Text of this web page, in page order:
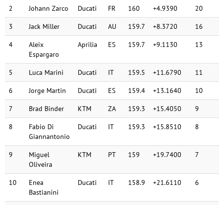
2 Johann Zarco Ducati FR 160 +4.9390 20
3 Jack Miller Ducati AU 159.7 +8.3720 16
4
Aleix
Espargaro
Aprilia ES 159.7 +9.1130 13
5 Luca Marini Ducati IT 159.5 +11.6790 11
6 Jorge Martin Ducati ES 159.4 +13.1640 10
7 Brad Binder KTM ZA 159.3 +15.4050 9
8
Fabio Di
Giannantonio
Ducati IT 159.3 +15.8510 8
9
Miguel
Oliveira
KTM PT 159 +19.7400 7
10
Enea
Bastianini
Ducati IT 158.9 +21.6110 6